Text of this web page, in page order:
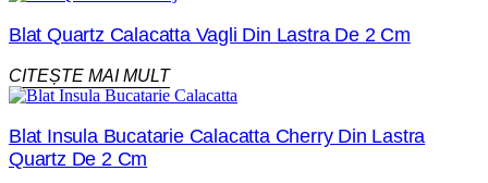
Blat Quartz Calacatta Vagli Din Lastra De 2 Cm
CITEȘTE MAI MULT
Blat Insula Bucatarie Calacatta Cherry Din Lastra
Quartz De 2 Cm